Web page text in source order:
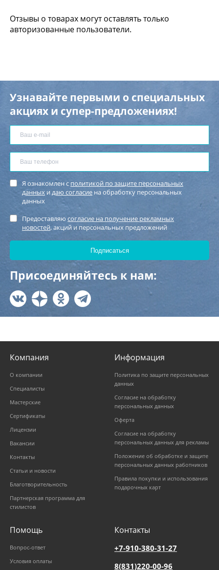
Отзывы о товарах могут оставлять только
авторизованные пользователи.
Узнавайте первыми о специальных
акциях и супер-предложениях!
Я ознакомлен с политикой по защите персональных
данных и даю согласие на обработку персональных
данных
Предоставляю согласие на получение рекламных
новостей, акций и персональных предложений
Присоединяйтесь к нам:
Компания
О компании
Специалисты
Мастерские
Сертификаты
Лицензии
Вакансии
Контакты
Статьи и новости
Благотворительность
Партнерская программа для
стилистов
Информация
Политика по защите персональных
данных
Согласие на обработку
персональных данных
Оферта
Согласие на обработку
персональных данных для рекламы
Положение об обработке и защите
персональных данных работников
Правила покупки и использования
подарочных карт
Помощь
Вопрос-ответ
Условия оплаты
Контакты
+7-910-380-31-27
8(831)220-00-96